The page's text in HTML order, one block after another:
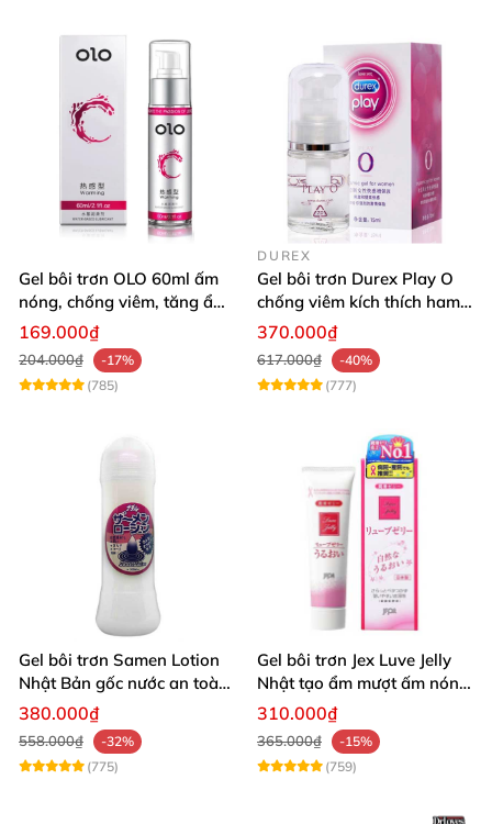
Gel bôi trơn OLO 60ml ấm
nóng, chống viêm, tăng ẩm
vùng kín
169.000₫
204.000₫
-17%
(785)
DUREX
Gel bôi trơn Durex Play O
chống viêm kích thích ham
muốn tự nhiên
370.000₫
617.000₫
-40%
(777)
Gel bôi trơn Samen Lotion
Nhật Bản gốc nước an toàn
dịu nhẹ
380.000₫
558.000₫
-32%
(775)
Gel bôi trơn Jex Luve Jelly
Nhật tạo ẩm mượt ấm nóng
dễ tan rửa sạch
310.000₫
365.000₫
-15%
(759)